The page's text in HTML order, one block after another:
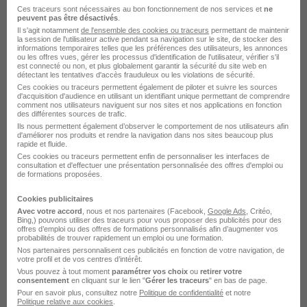
Jober Group recrutement
Recrutement - Placement - Conseils RH
Découvrir 1 job
Ces traceurs sont nécessaires au bon fonctionnement de nos services et ne
peuvent pas être désactivés
Il s'agit notamment de l'ensemble des cookies ou traceurs permettant de maintenir
la session de l'utilisateur active pendant sa navigation sur le site, de stocker des
informations temporaires telles que les préférences des utilisateurs, les annonces
ou les offres vues, gérer les processus d'identification de l'utilisateur, vérifier s'il
est connecté ou non, et plus globalement garantir la sécurité du site web en
détectant les tentatives d'accès frauduleux ou les violations de sécurité.
Ces cookies ou traceurs permettent également de piloter et suivre les sources
d'acquisition d'audience en utilisant un identifiant unique permettant de comprendre
comment nos utilisateurs naviguent sur nos sites et nos applications en fonction
des différentes sources de trafic.
Ils nous permettent également d’observer le comportement de nos utilisateurs afin
d'améliorer nos produits et rendre la navigation dans nos sites beaucoup plus
rapide et fluide.
Ces cookies ou traceurs permettent enfin de personnaliser les interfaces de
consultation et d'effectuer une présentation personnalisée des offres d'emploi ou
de formations proposées.
Cookies publicitaires
Avec votre accord , nous et nos partenaires (Facebook, Google Ads , Critéo,
Bing,) pouvons utiliser des traceurs pour vous proposer des publicités pour des
offres d’emploi ou des offres de formations personnalisés afin d’augmenter vos
probabilités de trouver rapidement un emploi ou une formation.
Nos partenaires personnalisent ces publicités en fonction de votre navigation, de
votre profil et de vos centres d’intérêt.
Vous pouvez à tout moment paramétrer vos choix ou retirer votre
consentement en cliquant sur le lien "Gérer les traceurs" en bas de page.
Pour en savoir plus, consultez notre Politique de confidentialité et notre
Politique relative aux cookies